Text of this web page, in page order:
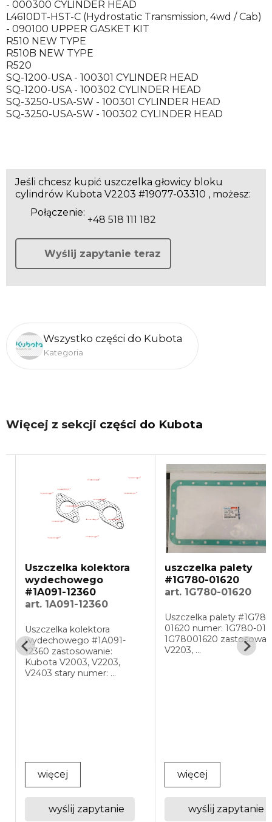
- 000300 CYLINDER HEAD
L4610DT-HST-C (Hydrostatic Transmission, 4wd / Cab)
- 090100 UPPER GASKET KIT
R510 NEW TYPE
R510B NEW TYPE
R520
SQ-1200-USA - 100301 CYLINDER HEAD
SQ-1200-USA - 100302 CYLINDER HEAD
SQ-3250-USA-SW - 100301 CYLINDER HEAD
SQ-3250-USA-SW - 100302 CYLINDER HEAD
Jeśli chcesz kupić uszczelka głowicy bloku
cylindrów Kubota V2203 #19077-03310 , możesz:
Połączenie:
+48 518 111 182
Wyślij zapytanie teraz
Wszystko części do Kubota
Kategoria
Więcej z sekcji części do Kubota
Uszczelka kolektora
wydechowego
#1A091-12360
art. 1A091-12360
Uszczelka kolektora
wydechowego #1A091-
12360 zastosowanie:
Kubota V2003, V2203,
V2403 stary numer: ...
więcej
wyślij zapytanie
uszczelka palety
#1G780-01620
art. 1G780-01620
Uszczelka palety #1G780-
01620 numer: 1G780-
1G78001620
V2203, ...
więcej
wyślij zapytanie